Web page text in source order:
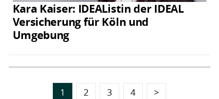
Kara Kaiser: IDEAListin der IDEAL
Versicherung für Köln und
Umgebung
1 2 3 4 >